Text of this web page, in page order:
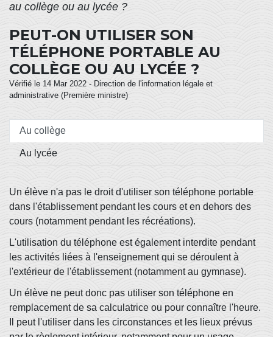
au collège ou au lycée ?
PEUT-ON UTILISER SON
TÉLÉPHONE PORTABLE AU
COLLÈGE OU AU LYCÉE ?
Vérifié le 14 Mar 2022 - Direction de l'information légale et
administrative (Première ministre)
Au collège
Au lycée
Un élève n'a pas le droit d'utiliser son téléphone portable
dans l'établissement pendant les cours et en dehors des
cours (notamment pendant les récréations).
L'utilisation du téléphone est également interdite pendant
les activités liées à l'enseignement qui se déroulent à
l'extérieur de l'établissement (notamment au gymnase).
Un élève ne peut donc pas utiliser son téléphone en
remplacement de sa calculatrice ou pour connaître l'heure.
Il peut l'utiliser dans les circonstances et les lieux prévus